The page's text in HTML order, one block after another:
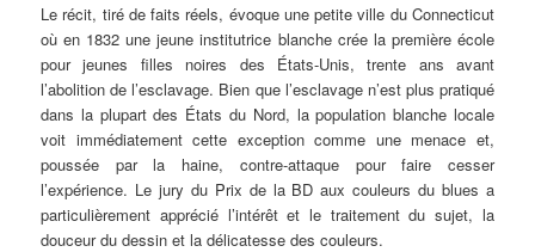
Le récit, tiré de faits réels, évoque une petite ville du Connecticut
où en 1832 une jeune institutrice blanche crée la première école
pour jeunes filles noires des États-Unis, trente ans avant
l’abolition de l’esclavage. Bien que l’esclavage n’est plus pratiqué
dans la plupart des États du Nord, la population blanche locale
voit immédiatement cette exception comme une menace et,
poussée par la haine, contre-attaque pour faire cesser
l’expérience. Le jury du Prix de la BD aux couleurs du blues a
particulièrement apprécié l’intérêt et le traitement du sujet, la
douceur du dessin et la délicatesse des couleurs.